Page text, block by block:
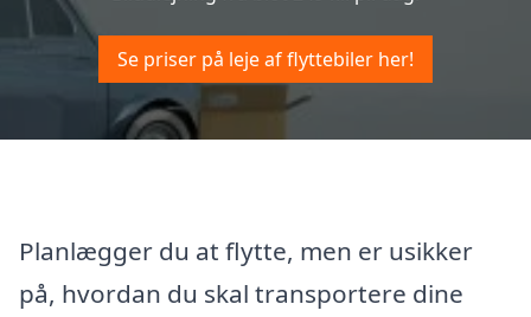
Se priser på leje af flyttebiler her!
Planlægger du at flytte, men er usikker
på, hvordan du skal transportere dine